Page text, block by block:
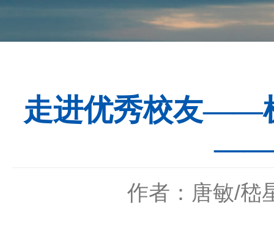
走进优秀校友——
——
作者：唐敏/嵇